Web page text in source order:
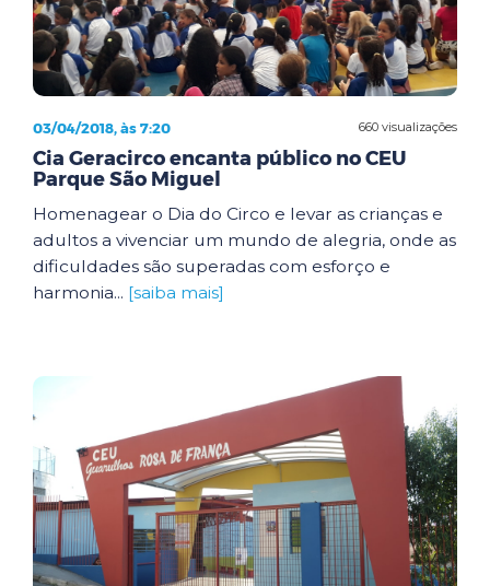
660 visualizações
03/04/2018, às 7:20
Cia Geracirco encanta público no CEU
Parque São Miguel
Homenagear o Dia do Circo e levar as crianças e
adultos a vivenciar um mundo de alegria, onde as
dificuldades são superadas com esforço e
harmonia... [saiba mais]